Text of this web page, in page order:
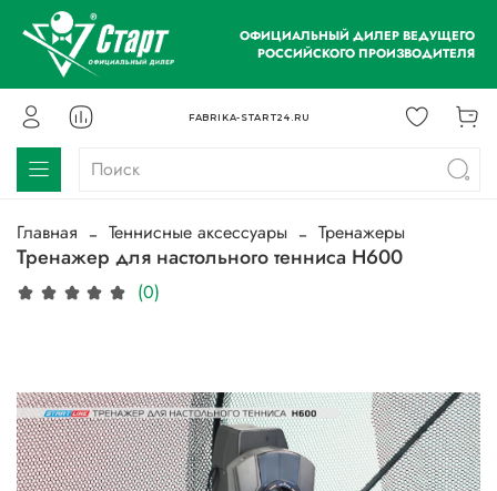
ОФИЦИАЛЬНЫЙ ДИЛЕР ВЕДУЩЕГО
РОССИЙСКОГО ПРОИЗВОДИТЕЛЯ
FABRIKA-START24.RU
Главная Теннисные аксессуары Тренажеры
Тренажер для настольного тенниса H600
(0)